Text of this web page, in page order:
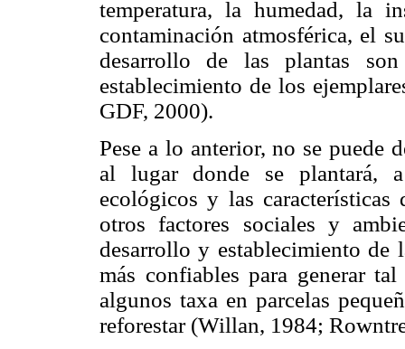
temperatura, la humedad, la
contaminación atmosférica, el
desarrollo de las plantas
establecimiento de los
GDF, 2000).
Pese a lo anterior, no se puede
al lugar donde se plantará,
ecológicos y las
otros factores sociales y
desarrollo y establecimiento de
más confiables para generar
algunos taxa en parcelas
reforestar (Willan, 1984;